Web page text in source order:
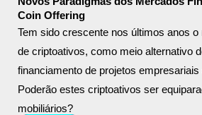
Coin Offering
Tem sido crescente nos últimos anos
de criptoativos, como meio alternativo
financiamento de projetos
Poderão estes criptoativos ser
mobiliários?